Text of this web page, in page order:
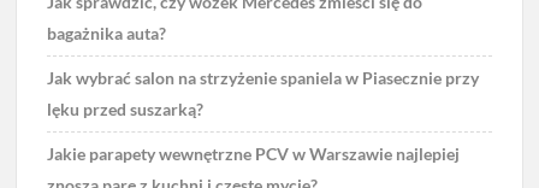
bagażnika auta?
Jak wybrać salon na strzyżenie spaniela w Piasecznie przy
lęku przed suszarką?
Jakie parapety wewnętrzne PCV w Warszawie najlepiej